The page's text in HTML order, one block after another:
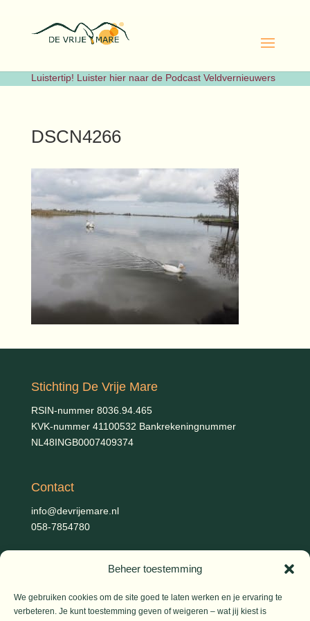
Beheer toestemming
We gebruiken cookies om de site goed te laten werken en je ervaring te
verbeteren. Je kunt toestemming geven of weigeren – wat jij kiest is
Luistertip! Luister hier naar de Podcast Veldvernieuwers
DSCN4266
Stichting De Vrije Mare
RSIN-nummer 8036.94.465
KVK-nummer 41100532 Bankrekeningnummer
NL48INGB0007409374
Contact
info@devrijemare.nl
058-7854780
Gerold Febis, Johanna Koelman, Ronald de Jong,Aart
Blom (artikelen), Iris Planting (Marieke)